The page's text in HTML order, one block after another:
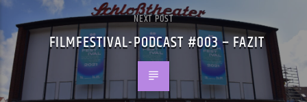
NEXT POST
FILMFESTIVAL-PODCAST #003 – FAZIT